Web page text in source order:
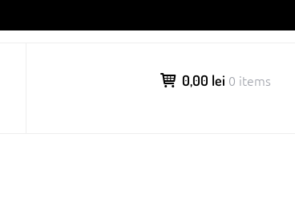
0,00 lei 0 items